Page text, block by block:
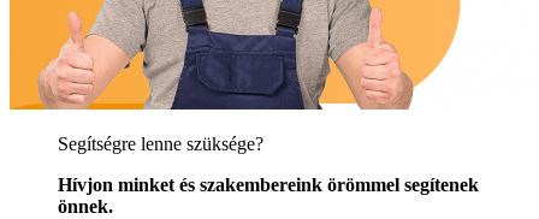
Segítségre lenne szüksége?
Hívjon minket és szakembereink örömmel segítenek
önnek.